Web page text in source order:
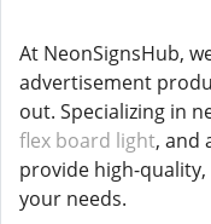
At NeonSignsHub,
advertisement
out. Specializing in
flex board light, and
provide high-
your needs.